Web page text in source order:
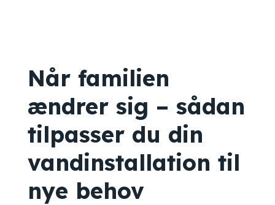
Når familien
ændrer sig – sådan
tilpasser du din
vandinstallation til
nye behov